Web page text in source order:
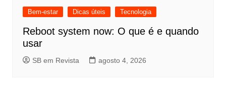
Bem-estar Dicas úteis Tecnologia
Reboot system now: O que é e quando
usar
SB em Revista agosto 4, 2026